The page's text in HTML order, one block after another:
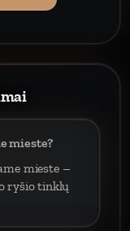
mieste?
mieste –
ryšio tinklų